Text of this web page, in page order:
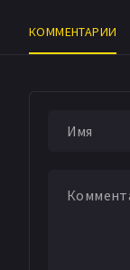
КОММЕНТАРИИ